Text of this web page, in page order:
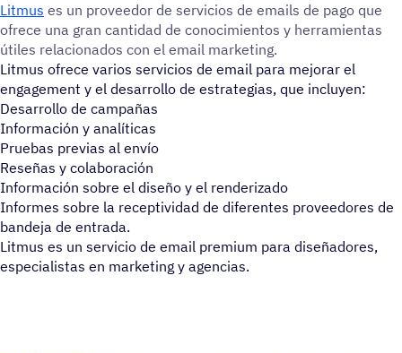
Litmus es un provee­dor de servi­cios de emails de pago que
ofrece una gran canti­dad de cono­ci­mien­tos y herra­mien­tas
útiles rela­cio­na­dos con el email marketing.
Litmus ofrece varios servicios de email para mejorar el
engagement y el desarrollo de estrategias, que incluyen:
Desarrollo de campañas
Información y analíticas
Pruebas previas al envío
Reseñas y colaboración
Información sobre el diseño y el renderizado
Informes sobre la receptividad de diferentes proveedores de
bandeja de entrada.
Litmus es un servicio de email premium para diseñadores,
especialistas en marketing y agencias.